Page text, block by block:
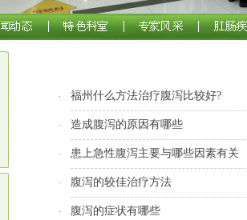
· 福州什么方法治疗腹泻比较好?
· 造成腹泻的原因有哪些
· 患上急性腹泻主要与哪些因素有关
· 腹泻的较佳治疗方法
· 腹泻的症状有哪些